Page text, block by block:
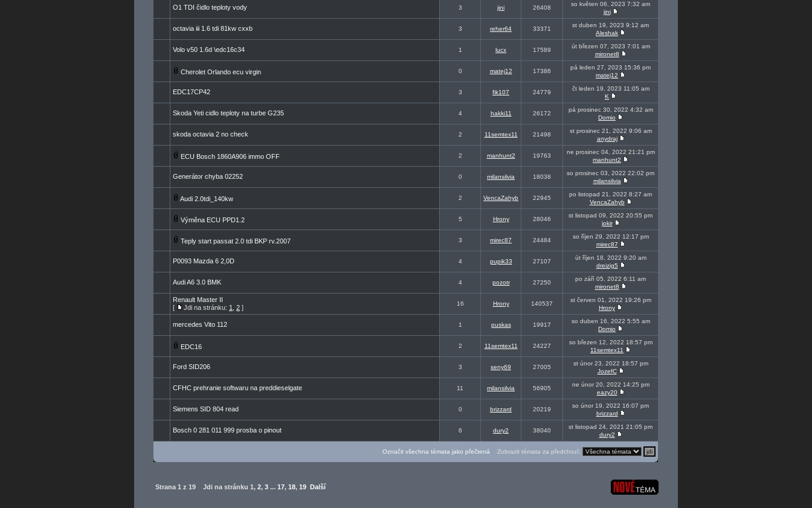
O1 TDI čidlo teploty vody 3 jini 26408
so květen 06, 2023 7:32 am
jini
octavia iii 1.6 tdi 81kw cxxb 3 reher64 33371
st duben 19, 2023 9:12 am
Aleshak
Volo v50 1.6d \edc16c34 1 lucx 17589
út březen 07, 2023 7:01 am
mironet8
Cherolet Orlando ecu virgin 0 matej12 17386
pá leden 27, 2023 15:36 pm
matej12
EDC17CP42 3 fik107 24779
čt leden 19, 2023 11:05 am
K
Skoda Yeti cidlo teploty na turbe G235 4 hakki11 26172
pá prosinec 30, 2022 4:32 am
Domio
skoda octavia 2 no check 2 11semtex11 21498
st prosinec 21, 2022 9:06 am
anydraj
ECU Bosch 1860A906 immo OFF 2 manhunt2 19763
ne prosinec 04, 2022 21:21 pm
manhunt2
Generátor chyba 02252 0 milansilvia 18038
so prosinec 03, 2022 22:02 pm
milansilvia
Audi 2.0tdi_140kw 2 VencaZahyb 22945
po listopad 21, 2022 8:27 am
VencaZahyb
Výměna ECU PPD1.2 5 Hrony 28046
st listopad 09, 2022 20:55 pm
jokir
Teply start passat 2.0 tdi BKP rv.2007 3 mirec87 24484
so říjen 29, 2022 12:17 pm
mirec87
P0093 Mazda 6 2,0D 4 pupik33 27107
út říjen 18, 2022 9:20 am
dreizig5
Audi A6 3.0 BMK 4 pozotr 27250
po září 05, 2022 6:11 am
mironet8
Renault Master II
[
Jdi na stránku: 1 2 ]
16 Hrony 140537
st červen 01, 2022 19:26 pm
Hrony
mercedes Vito 112 1 puskas 19917
so duben 16, 2022 5:55 am
Domio
EDC16 2 11semtex11 24227
so březen 12, 2022 18:57 pm
11semtex11
Ford SID206 3 seny69 27005
st únor 23, 2022 18:57 pm
JozefC
CFHC prehranie softwaru na preddieselgate 11 milansilvia 56905
ne únor 20, 2022 14:25 pm
eazy20
Siemens SID 804 read 0 brizzard 20219
so únor 19, 2022 16:07 pm
brizzard
Bosch 0 281 011 999 prosba o pinout 6 dury2 38040
st listopad 24, 2021 21:05 pm
dury2
Označit všechna témata jako přečtená Zobrazit témata za předchozí:
Strana 1 z 19 Jdi na stránku 1, 2, 3 ... 17, 18, 19 Další